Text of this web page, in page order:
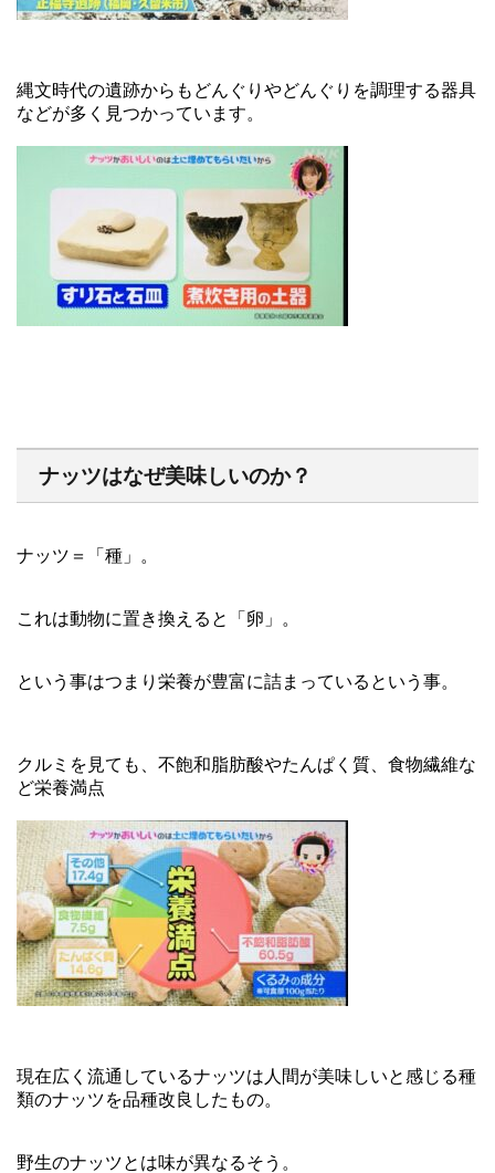
縄文時代の遺跡からもどんぐりやどんぐりを調理する器具
などが多く見つかっています。
ナッツはなぜ美味しいのか？
ナッツ＝「種」。
これは動物に置き換えると「卵」。
という事はつまり栄養が豊富に詰まっているという事。
クルミを見ても、不飽和脂肪酸やたんぱく質、食物繊維な
ど栄養満点
現在広く流通しているナッツは人間が美味しいと感じる種
類のナッツを品種改良したもの。
野生のナッツとは味が異なるそう。